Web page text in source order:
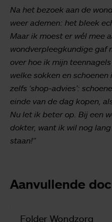
Na het bezoek aan de
weer ademen: het bleek
Maar ik moest er wél mee
wondverpleegkundige gaf
over hoe ik mijn
welke sokken en
zelfs ‘shop-advies’:
einde van de dag kopen,
Nu let ik beter op. Bij een
dokter, want ik wil nog
staan!”
Aanvullende
Folder Wondzorg